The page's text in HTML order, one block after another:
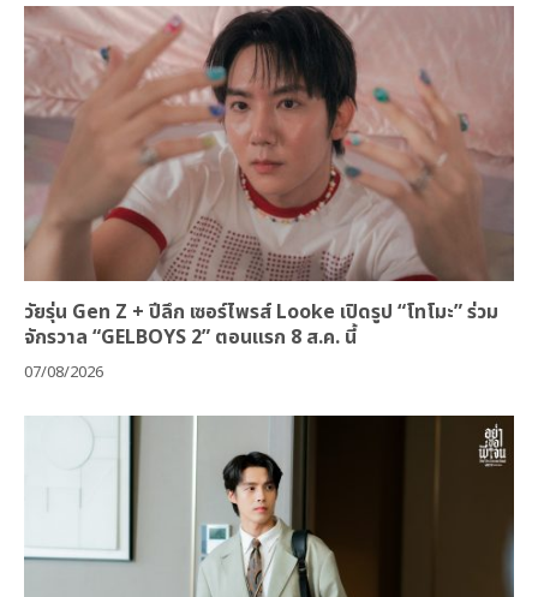
วัยรุ่น Gen Z + ปีลึก เซอร์ไพรส์ Looke เปิดรูป “โทโมะ” ร่วม
จักรวาล “GELBOYS 2” ตอนแรก 8 ส.ค. นี้
07/08/2026